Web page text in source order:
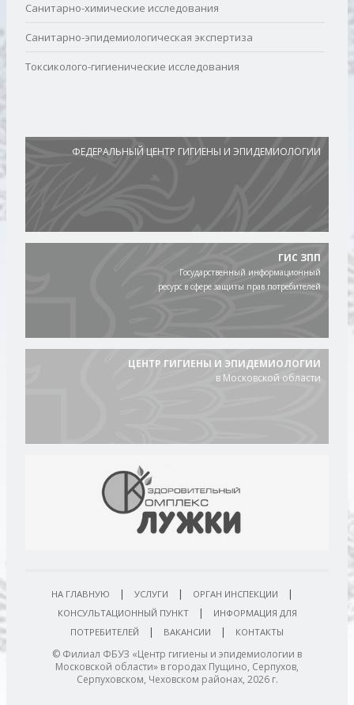
Санитарно-химические исследования
Санитарно-эпидемиологическая экспертиза
Токсиколого-гигиенические исследования
ФЕДЕРАЛЬНЫЙ ЦЕНТР ГИГИЕНЫ И ЭПИДЕМИОЛОГИИ
ГИС ЗПП
Государственный информационный
ресурс в сфере защиты прав потребителей
ЦЕНТР ГИГИЕНЫ И ЭПИДЕМИОЛОГИИ
в Московской области
НА ГЛАВНУЮ | УСЛУГИ | ОРГАН ИНСПЕКЦИИ |
КОНСУЛЬТАЦИОННЫЙ ПУНКТ|
ИНФОРМАЦИЯ ДЛЯ
ПОТРЕБИТЕЛЕЙ
| ВАКАНСИИ | КОНТАКТЫ
© Филиал ФБУЗ «Центр гигиены и эпидемиологии в
Московской области» в городах Пущино, Серпухов,
Серпуховском, Чеховском районах, 2026 г.